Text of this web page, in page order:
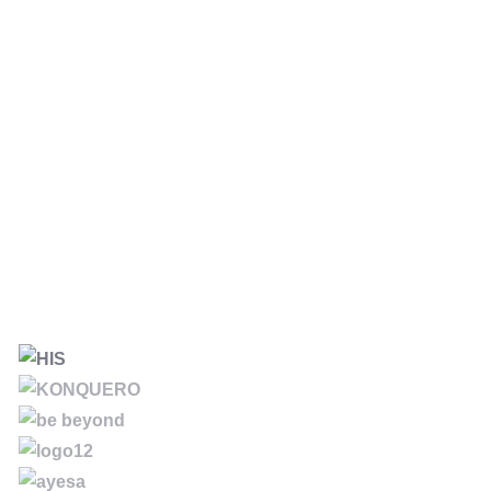
DEPENDENCIA REGIONAL DE ADUANAS E II.EE. EN